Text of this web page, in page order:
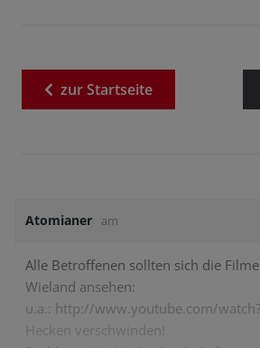
zurStartseite
Atomianer am
Alle Betroffenen sollten sich die
Wieland ansehen:
u.a.: http://www.youtube.com/
Hecken verschwinden!